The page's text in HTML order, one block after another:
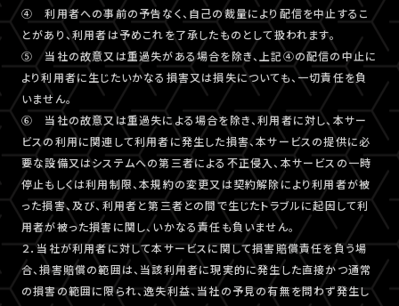
④ 利用者への事前の予告なく、自己の裁量により配信を中止するこ
とがあり、利用者は予めこれを了承したものとして扱われます。
⑤ 当社の故意又は重過失がある場合を除き、上記④の配信の中止に
より利用者に生じたいかなる損害又は損失についても、一切責任を負
いません。
⑥ 当社の故意又は重過失による場合を除き、利用者に対し、本サー
ビスの利用に関連して利用者に発生した損害、本サービスの提供に必
要な設備又はシステムへの第三者による不正侵入、本サービスの一時
停止もしくは利用制限、本規約の変更又は契約解除により利用者が被
った損害、及び、利用者と第三者との間で生じたトラブルに起因して利
用者が被った損害に関し、いかなる責任も負いません。
２．当社が利用者に対して本サービスに関して損害賠償責任を負う場
合、損害賠償の範囲は、当該利用者に現実的に発生した直接かつ通常
の損害の範囲に限られ、逸失利益、当社の予見の有無を問わず発生し